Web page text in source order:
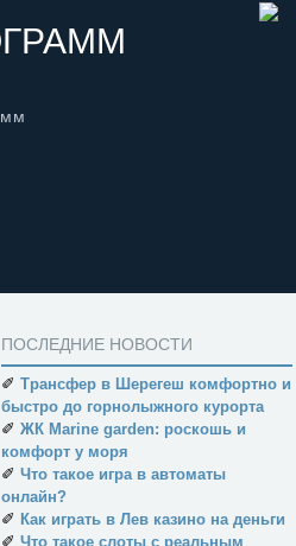
ПОСЛЕДНИЕ НОВОСТИ
✐ Трансфер в Шерегеш комфортно и
быстро до горнолыжного курорта
✐ ЖК Marine garden: роскошь и
комфорт у моря
✐ Что такое игра в автоматы
онлайн?
✐ Как играть в Лев казино на деньги
✐ Что такое слоты с реальным